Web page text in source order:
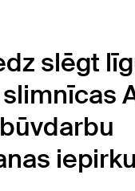
slēgt